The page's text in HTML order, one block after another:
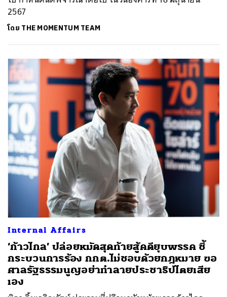
2567
โดย THE MOMENTUM TEAM
Internal Affairs
‘ก้าวไกล’ ปล่อยหมัดสุดท้ายสู้คดียุบพรรค ชี้
กระบวนการร้อง กกต.ไม่ชอบด้วยกฎหมาย ขอ
ศาลรัฐธรรมนูญอย่าทำลายประชาธิปไตยเสีย
เอง